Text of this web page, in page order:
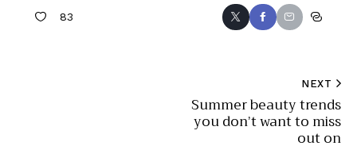
83
NEXT
Summer beauty trends
you don’t want to miss
out on